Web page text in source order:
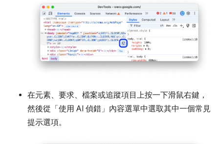
在元素、要求、檔案或追蹤項目上按一下滑鼠右鍵，
然後從「使用 AI 偵錯」 內容選單中選取其中一個常見
提示選項。